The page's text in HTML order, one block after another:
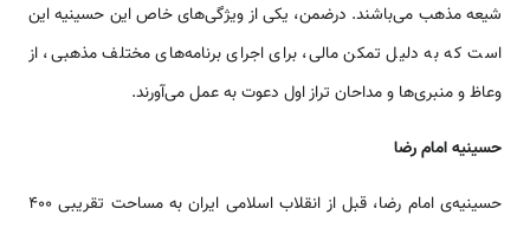
شیعه مذهب می‌باشند. درضمن، یکی از ویژگی‌های خاص این حسینیه این
است که به دلیل تمکن مالی، برای اجرای برنامه‌های مختلف مذهبی‌، از
وعاظ و منبری‌ها و مداحان تراز اول دعوت به عمل می‌آورند.
حسینیه امام رضا
حسینیه‌ی امام رضا، قبل از انقلاب اسلامی ایران به مساحت تقریبی 400